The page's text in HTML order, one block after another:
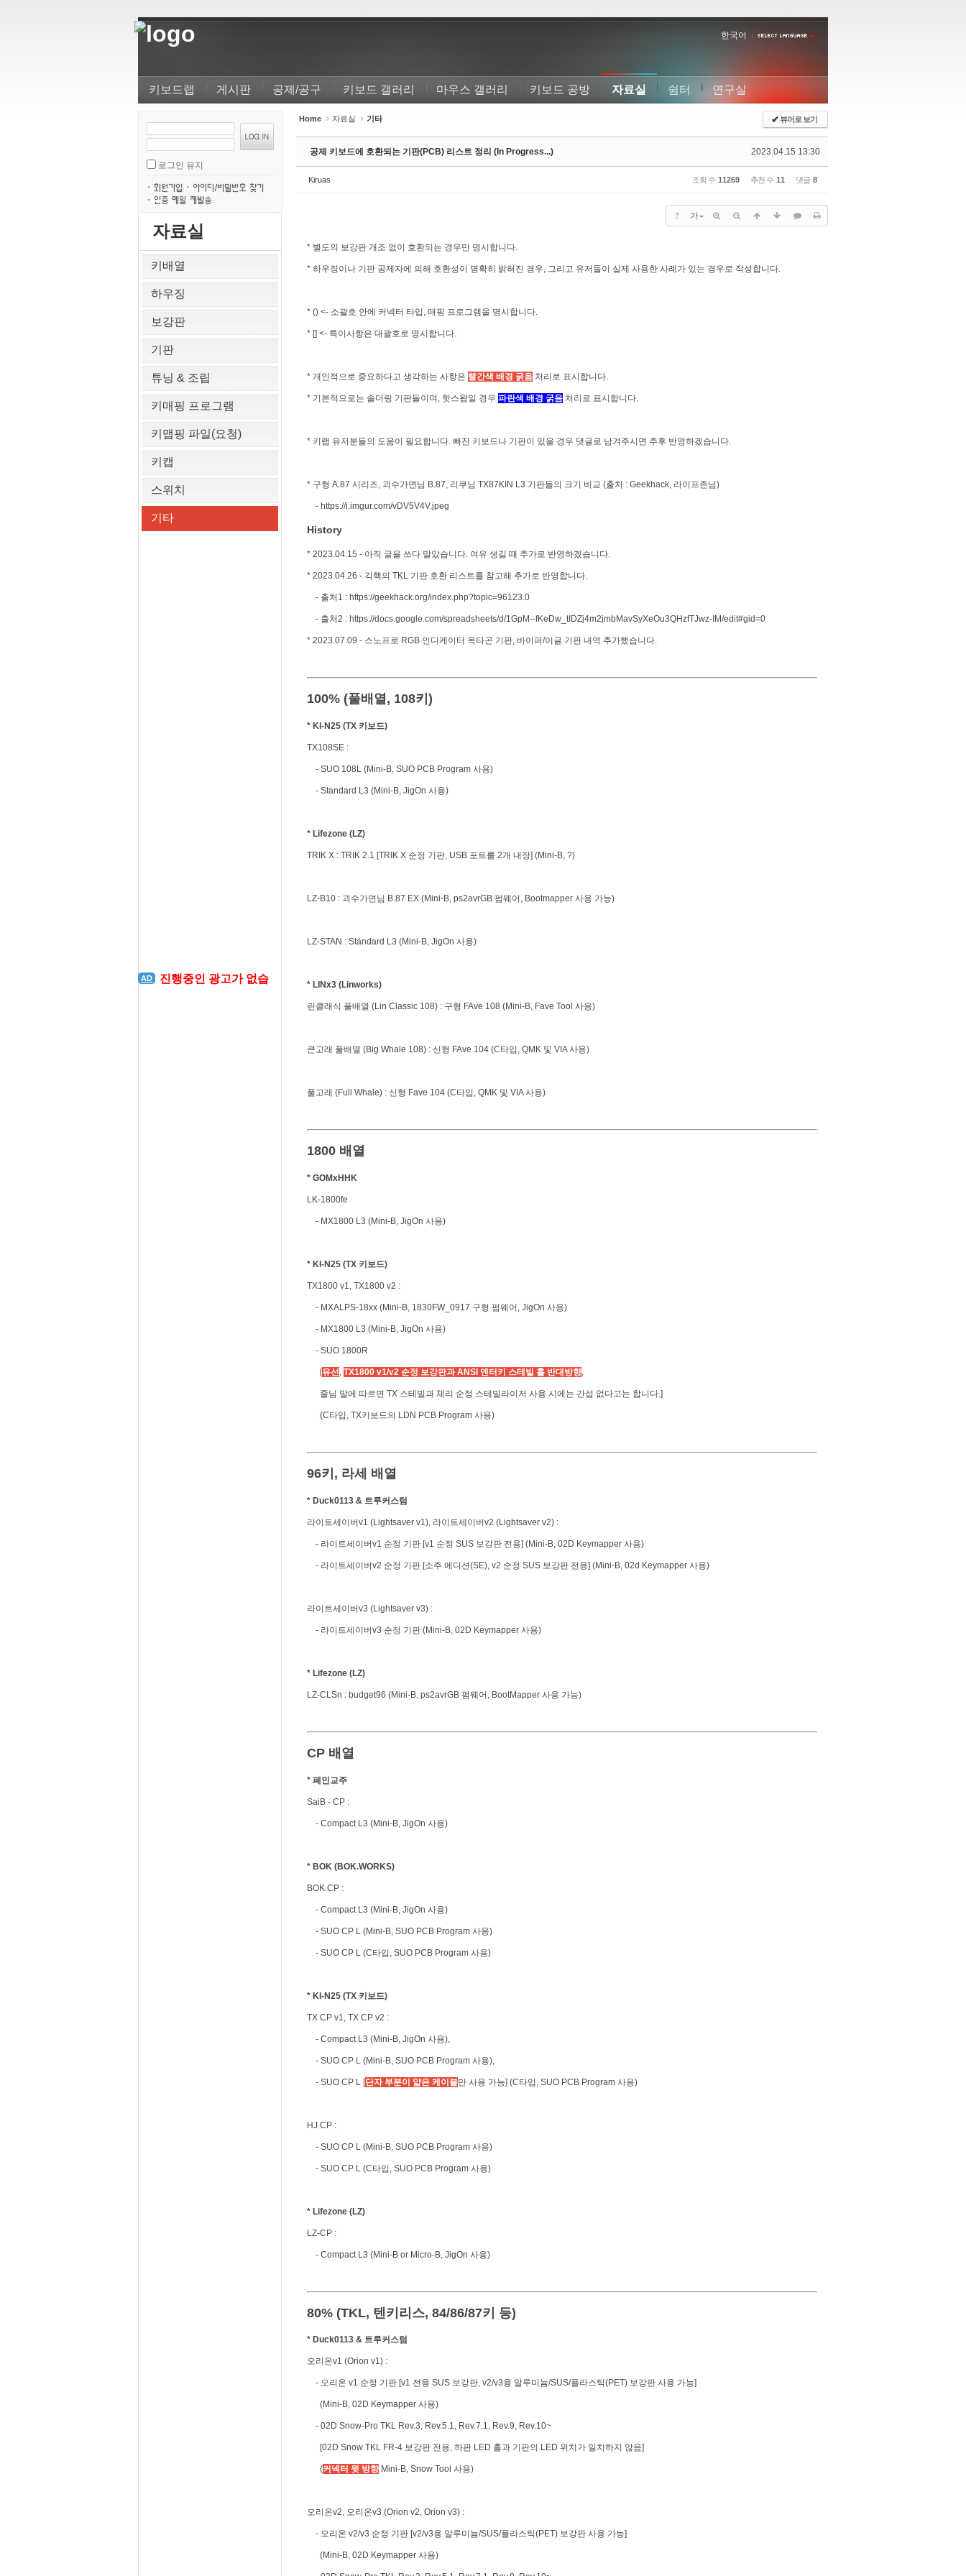
한국어
키보드랩 게시판 공제/공구 키보드 갤러리 마우스 갤러리 키보드 공방 자료실 쉼터 연구실
그
인
로그인 유지
자료실
키배열
하우징
보강판
기판
튜닝 & 조립
키매핑 프로그램
키맵핑 파일(요청)
키캡
스위치
기타
AD
진행중인 광고가 없습
Home 자료실 기타 ✔뷰어로 보기
2023.04.15 13:30
공제 키보드에 호환되는 기판(PCB) 리스트 정리 (In Progress...)
Kiruas 조회 수 11269 추천 수 11 댓글 8
? 가
* 별도의 보강판 개조 없이 호환되는 경우만 명시합니다.
* 하우징이나 기판 공제자에 의해 호환성이 명확히 밝혀진 경우, 그리고 유저들이 실제 사용한 사례가 있는 경우로 작성합니다.
* () <- 소괄호 안에 커넥터 타입, 매핑 프로그램을 명시합니다.
* [] <- 특이사항은 대괄호로 명시합니다.
* 개인적으로 중요하다고 생각하는 사항은 빨간색 배경 굵음 처리로 표시합니다.
* 기본적으로는 솔더링 기판들이며, 핫스왑일 경우 파란색 배경 굵음 처리로 표시합니다.
* 키랩 유저분들의 도움이 필요합니다. 빠진 키보드나 기판이 있을 경우 댓글로 남겨주시면 추후 반영하겠습니다.
* 구형 A.87 시리즈, 괴수가면님 B.87, 리쿠님 TX87KIN L3 기판들의 크기 비교 (출처 : Geekhack, 라이프존님)
- https://i.imgur.com/vDV5V4V.jpeg
History
* 2023.04.15 - 아직 글을 쓰다 말았습니다. 여유 생길 때 추가로 반영하겠습니다.
* 2023.04.26 - 긱핵의 TKL 기판 호환 리스트를 참고해 추가로 반영합니다.
- 출처1 : https://geekhack.org/index.php?topic=96123.0
- 출처2 : https://docs.google.com/spreadsheets/d/1GpM--fKeDw_tIDZj4m2jmbMavSyXeOu3QHzfTJwz-IM/edit#gid=0
* 2023.07.09 - 스노프로 RGB 인디케이터 옥타곤 기판, 바이퍼/이글 기판 내역 추가했습니다.
100% (풀배열, 108키)
* KI-N25 (TX 키보드)
TX108SE :
- SUO 108L (Mini-B, SUO PCB Program 사용)
- Standard L3 (Mini-B, JigOn 사용)
* Lifezone (LZ)
TRIK X : TRIK 2.1 [TRIK X 순정 기판, USB 포트를 2개 내장] (Mini-B, ?)
LZ-B10 : 괴수가면님 B.87 EX (Mini-B, ps2avrGB 펌웨어, Bootmapper 사용 가능)
LZ-STAN : Standard L3 (Mini-B, JigOn 사용)
* LINx3 (Linworks)
린클래식 풀배열 (Lin Classic 108) : 구형 FAve 108 (Mini-B, Fave Tool 사용)
큰고래 풀배열 (Big Whale 108) : 신형 FAve 104 (C타입, QMK 및 VIA 사용)
풀고래 (Full Whale) : 신형 Fave 104 (C타입, QMK 및 VIA 사용)
1800 배열
* GOMxHHK
LK-1800fe
- MX1800 L3 (Mini-B, JigOn 사용)
* KI-N25 (TX 키보드)
TX1800 v1, TX1800 v2 :
- MXALPS-18xx (Mini-B, 1830FW_0917 구형 펌웨어, JigOn 사용)
- MX1800 L3 (Mini-B, JigOn 사용)
- SUO 1800R
[유선, TX1800 v1/v2 순정 보강판과 ANSI 엔터키 스테빌 홀 반대방향,
줄님 말에 따르면 TX 스테빌과 체리 순정 스테빌라이저 사용 시에는 간섭 없다고는 합니다.]
(C타입, TX키보드의 LDN PCB Program 사용)
96키, 라세 배열
* Duck0113 & 트루커스텀
라이트세이버v1 (Lightsaver v1), 라이트세이버v2 (Lightsaver v2) :
- 라이트세이버v1 순정 기판 [v1 순정 SUS 보강판 전용] (Mini-B, 02D Keymapper 사용)
- 라이트세이버v2 순정 기판 [소주 에디션(SE), v2 순정 SUS 보강판 전용] (Mini-B, 02d Keymapper 사용)
라이트세이버v3 (Lightsaver v3) :
- 라이트세이버v3 순정 기판 (Mini-B, 02D Keymapper 사용)
* Lifezone (LZ)
LZ-CLSn : budget96 (Mini-B, ps2avrGB 펌웨어, BootMapper 사용 가능)
CP 배열
* 폐인교주
SaiB - CP :
- Compact L3 (Mini-B, JigOn 사용)
* BOK (BOK.WORKS)
BOK.CP :
- Compact L3 (Mini-B, JigOn 사용)
- SUO CP L (Mini-B, SUO PCB Program 사용)
- SUO CP L (C타입, SUO PCB Program 사용)
* KI-N25 (TX 키보드)
TX CP v1, TX CP v2 :
- Compact L3 (Mini-B, JigOn 사용),
- SUO CP L (Mini-B, SUO PCB Program 사용),
- SUO CP L [단자 부분이 얇은 케이블만 사용 가능] (C타입, SUO PCB Program 사용)
HJ CP :
- SUO CP L (Mini-B, SUO PCB Program 사용)
- SUO CP L (C타입, SUO PCB Program 사용)
* Lifezone (LZ)
LZ-CP :
- Compact L3 (Mini-B or Micro-B, JigOn 사용)
80% (TKL, 텐키리스, 84/86/87키 등)
* Duck0113 & 트루커스텀
오리온v1 (Orion v1) :
- 오리온 v1 순정 기판 [v1 전용 SUS 보강판, v2/v3용 알루미늄/SUS/플라스틱(PET) 보강판 사용 가능]
(Mini-B, 02D Keymapper 사용)
- 02D Snow-Pro TKL Rev.3, Rev.5.1, Rev.7.1, Rev.9, Rev.10~
[02D Snow TKL FR-4 보강판 전용, 하판 LED 홀과 기판의 LED 위치가 일치하지 않음]
(커넥터 윗 방향 Mini-B, Snow Tool 사용)
오리온v2, 오리온v3 (Orion v2, Orion v3) :
- 오리온 v2/v3 순정 기판 [v2/v3용 알루미늄/SUS/플라스틱(PET) 보강판 사용 가능]
(Mini-B, 02D Keymapper 사용)
Sketchbook5, 스케치북5
Sketchbook5, 스케치북5
Sketchbook5, 스케치북5
Sketchbook5, 스케치북5